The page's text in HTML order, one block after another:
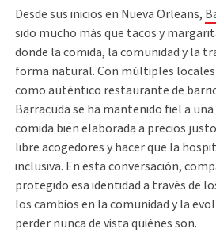
Desde sus inicios en Nueva Orleans,
sido mucho más que tacos y
donde la comida, la comunidad y la
forma natural. Con múltiples
como auténtico restaurante de
Barracuda se ha mantenido fiel a
comida bien elaborada a precios
libre acogedores y hacer que la
inclusiva. En esta conversación,
protegido esa identidad a través de
los cambios en la comunidad y la
perder nunca de vista quiénes son.